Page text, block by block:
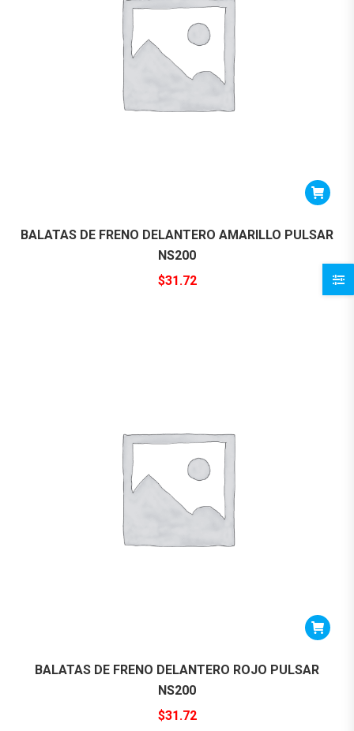
BALATAS DE FRENO DELANTERO AMARILLO PULSAR
NS200
$31.72
BALATAS DE FRENO DELANTERO ROJO PULSAR
NS200
$31.72